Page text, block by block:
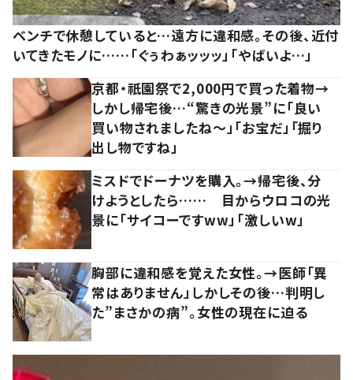
ベンチで休憩していると…遠方に違和感。その後、近付
いてきたモノに……「ぐぅわぁッッッ」「やばいよ…」
京都・祇園祭で2,000円で買った着物→
しかし帰宅後…“驚きの光景”に「良い
買い物されましたね～」「お宝だ」「掘り
出し物ですね」
ミスドでドーナツを購入。→帰宅後、分
けようとしたら…… 目からウロコの光
景に「サイコーですww」「激しいw」
胸部に違和感を覚えた女性。→医師「異
常はありません」しかしその後…判明し
た”まさかの病”。女性の現在に迫る